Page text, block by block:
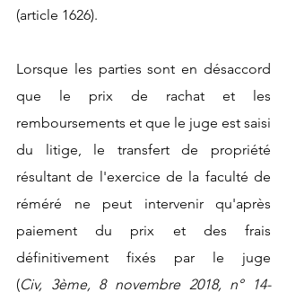
(article 1626).
Lorsque les parties sont en désaccord
que le prix de rachat et les
remboursements et que le juge est saisi
du litige, le transfert de propriété
résultant de l'exercice de la faculté de
réméré ne peut intervenir qu'après
paiement du prix et des frais
définitivement fixés par le juge
(Civ, 3ème, 8 novembre 2018, n° 14-